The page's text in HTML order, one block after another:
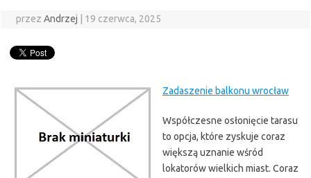
przez Andrzej 19 czerwca, 2025
Zadaszenie balkonu wrocław
Współczesne osłonięcie tarasu
to opcja, które zyskuje coraz
większą uznanie wśród
lokatorów wielkich miast. Coraz